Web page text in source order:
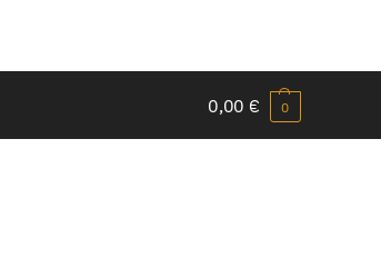
0,00 € 0